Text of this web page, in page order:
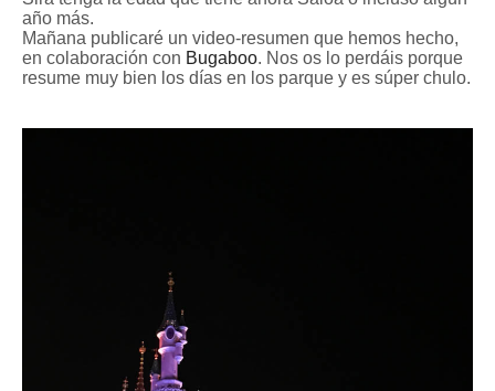
año más.
Mañana publicaré un video-resumen que hemos hecho,
en colaboración con Bugaboo. Nos os lo perdáis porque
resume muy bien los días en los parque y es súper chulo.